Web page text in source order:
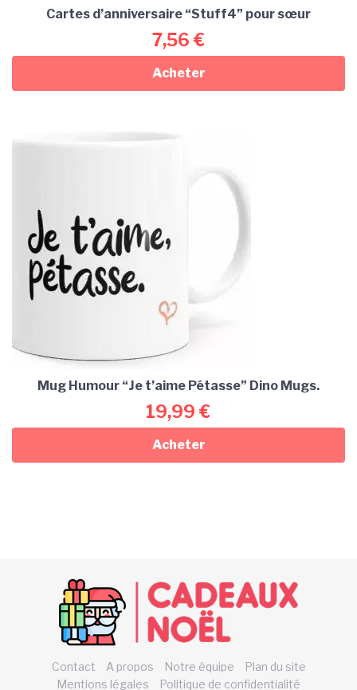
Cartes d’anniversaire “Stuff4” pour sœur
7,56 €
Acheter
Mug Humour “Je t’aime Pétasse” Dino Mugs.
19,99 €
Acheter
Contact A propos Notre équipe
Plan du site
Mentions légales
Politique de confidentialité